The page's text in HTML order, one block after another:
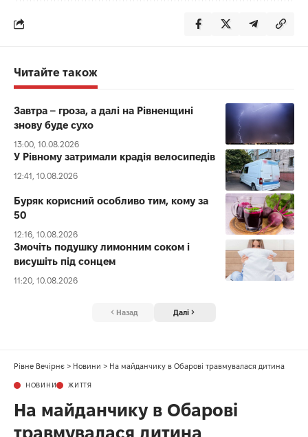
Читайте також
Завтра – гроза, а далі на Рівненщині
знову буде сухо
13:00, 10.08.2026
У Рівному затримали крадія велосипедів
12:41, 10.08.2026
Буряк корисний особливо тим, кому за
50
12:16, 10.08.2026
Змочіть подушку лимонним соком і
висушіть під сонцем
11:20, 10.08.2026
Назад Далі
Рівне Вечірнє > Новини > На майданчику в Обарові травмувалася дитина
НОВИНИ ЖИТТЯ
На майданчику в Обарові